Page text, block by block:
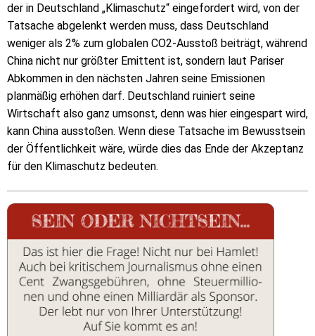
der in Deutschland „Klimaschutz“ eingefordert wird, von der
Tatsache abgelenkt werden muss, dass Deutschland
weniger als 2% zum globalen CO2-Ausstoß beiträgt, während
China nicht nur größter Emittent ist, sondern laut Pariser
Abkommen in den nächsten Jahren seine Emissionen
planmäßig erhöhen darf. Deutschland ruiniert seine
Wirtschaft also ganz umsonst, denn was hier eingespart wird,
kann China ausstoßen. Wenn diese Tatsache im Bewusstsein
der Öffentlichkeit wäre, würde dies das Ende der Akzeptanz
für den Klimaschutz bedeuten.